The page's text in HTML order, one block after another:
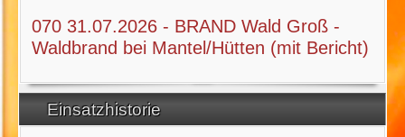
070 31.07.2026 - BRAND Wald Groß -
Waldbrand bei Mantel/Hütten (mit Bericht)
Einsatzhistorie